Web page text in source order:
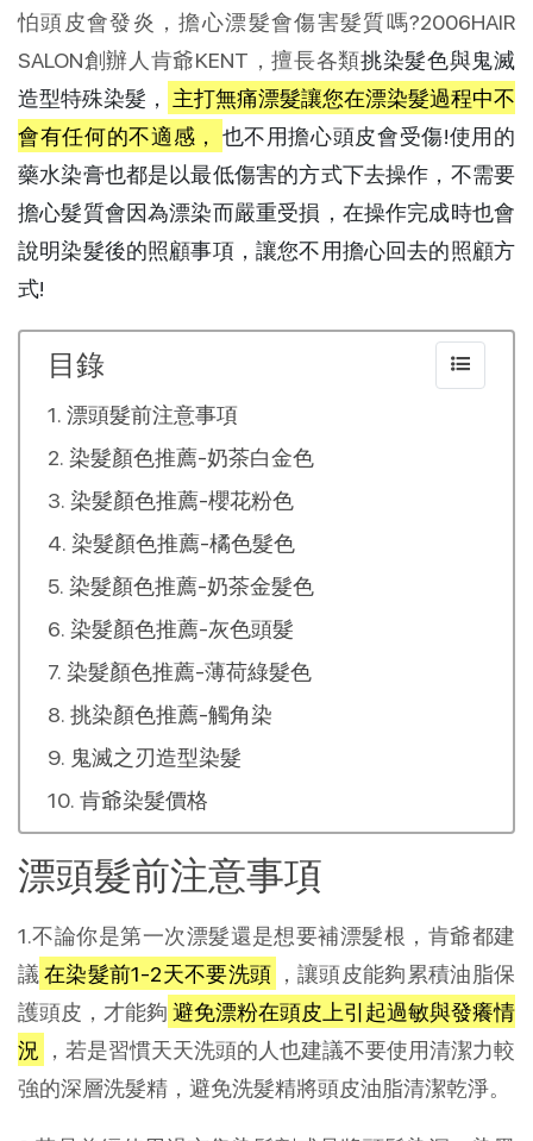
怕頭皮會發炎，擔心漂髮會傷害髮質嗎?2006HAIR
SALON創辦人肯爺KENT，擅長各類挑染髮色與鬼滅
造型特殊染髮， 主打無痛漂髮讓您在漂染髮過程中不
會有任何的不適感， 也不用擔心頭皮會受傷!使用的
藥水染膏也都是以最低傷害的方式下去操作，不需要
擔心髮質會因為漂染而嚴重受損，在操作完成時也會
說明染髮後的照顧事項，讓您不用擔心回去的照顧方
式!
目錄
漂頭髮前注意事項
染髮顏色推薦-奶茶白金色
染髮顏色推薦-櫻花粉色
染髮顏色推薦-橘色髮色
染髮顏色推薦-奶茶金髮色
染髮顏色推薦-灰色頭髮
染髮顏色推薦-薄荷綠髮色
挑染顏色推薦-觸角染
鬼滅之刃造型染髮
肯爺染髮價格
漂頭髮前注意事項
1.不論你是第一次漂髮還是想要補漂髮根，肯爺都建
議 在染髮前1-2天不要洗頭 ，讓頭皮能夠累積油脂保
護頭皮，才能夠 避免漂粉在頭皮上引起過敏與發癢情
況
，若是習慣天天洗頭的人也建議不要使用清潔力較
強的深層洗髮精，避免洗髮精將頭皮油脂清潔乾淨。